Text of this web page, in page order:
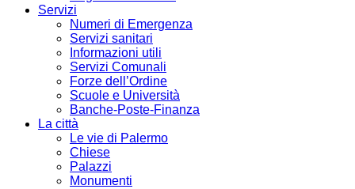
Servizi
Numeri di Emergenza
Servizi sanitari
Informazioni utili
Servizi Comunali
Forze dell’Ordine
Scuole e Università
Banche-Poste-Finanza
La città
Le vie di Palermo
Chiese
Palazzi
Monumenti